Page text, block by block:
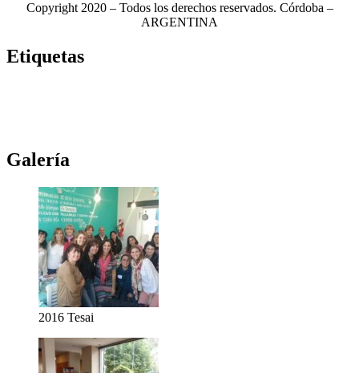
Copyright 2020 – Todos los derechos reservados. Córdoba –
ARGENTINA
Etiquetas
Galería
2016 Tesai